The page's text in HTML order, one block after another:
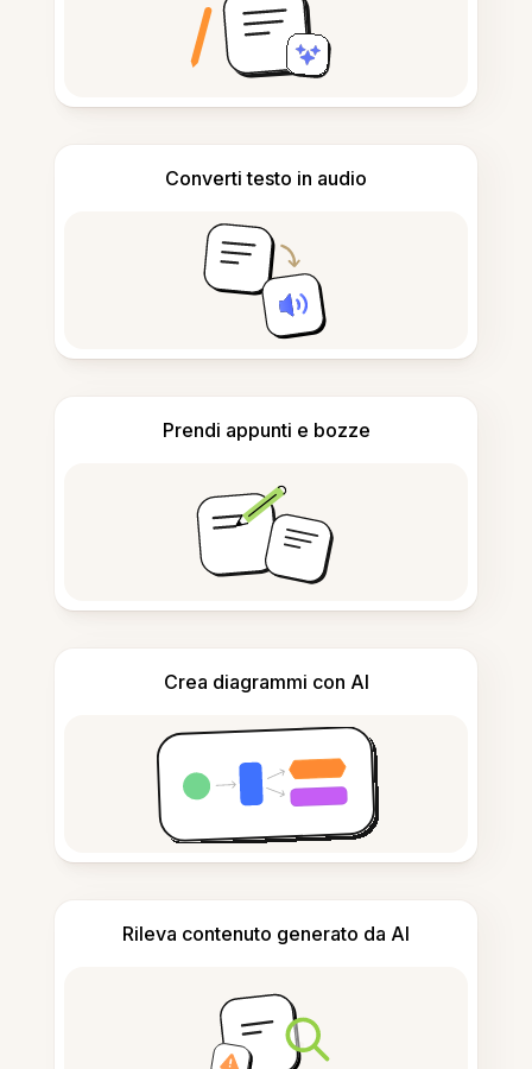
Converti testo in audio
Prendi appunti e bozze
Crea diagrammi con AI
Rileva contenuto generato da AI